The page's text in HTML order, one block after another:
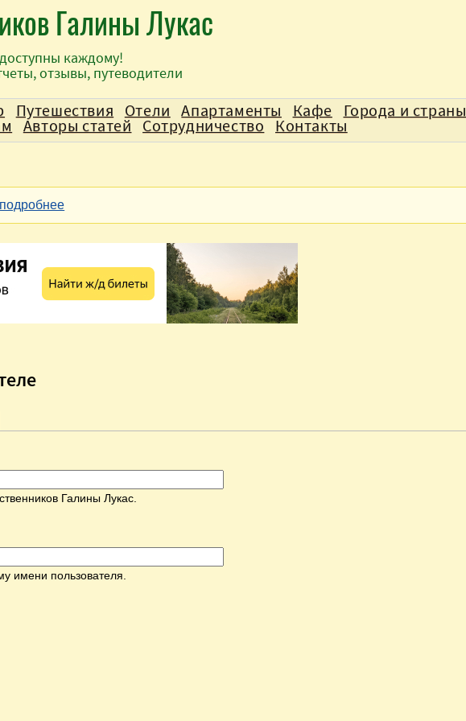
Галины Лукас
каждому!
отзывы, путеводители
подробнее
Галины Лукас.
имени пользователя.
Путешествия Отели Апартаменты Кафе Города и страны
Авторы статей Сотрудничество Контакты